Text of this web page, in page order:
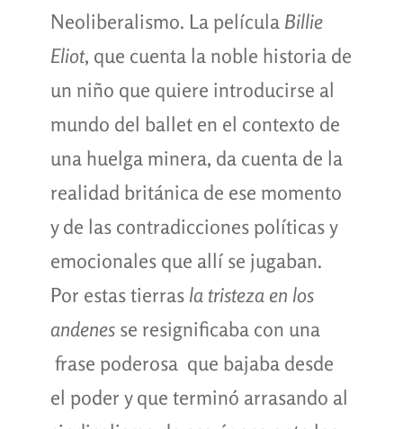
Neoliberalismo. La película Billie
Eliot, que cuenta la noble historia de
un niño que quiere introducirse al
mundo del ballet en el contexto de
una huelga minera, da cuenta de la
realidad británica de ese momento
y de las contradicciones políticas y
emocionales que allí se jugaban.
Por estas tierras la tristeza en los
andenesse resignificaba con una
frase poderosa que bajaba desde
el poder y que terminó arrasando al